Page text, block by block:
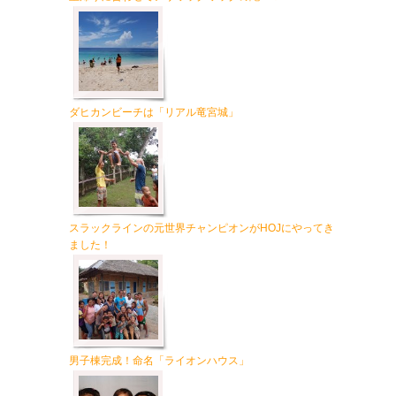
ダヒカンビーチは「リアル竜宮城」
スラックラインの元世界チャンピオンがHOJにやってき
ました！
男子棟完成！命名「ライオンハウス」